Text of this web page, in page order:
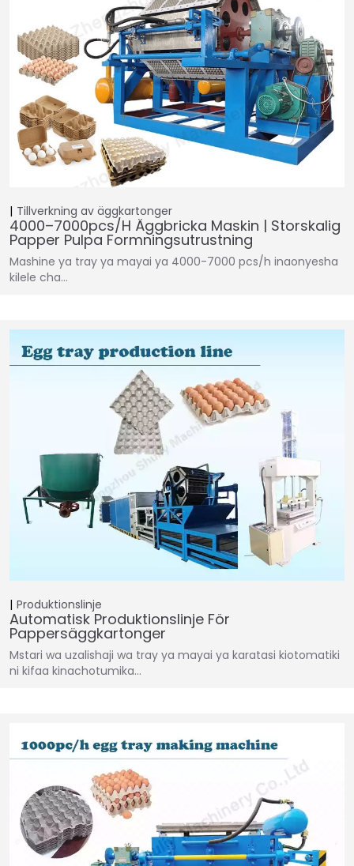
Tillverkning av äggkartonger
4000–7000pcs/h Äggbricka Maskin | Storskalig
Papper Pulpa Formningsutrustning
Mashine ya tray ya mayai ya 4000-7000 pcs/h inaonyesha
kilele cha…
Produktionslinje
Automatisk Produktionslinje För
Pappersäggkartonger
Mstari wa uzalishaji wa tray ya mayai ya karatasi kiotomatiki
ni kifaa kinachotumika…